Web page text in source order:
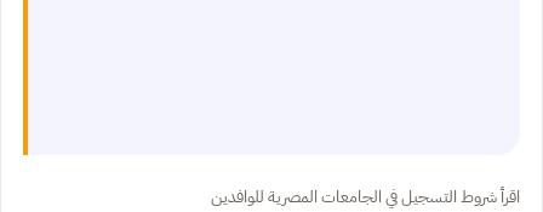
اقرأ شروط التسجيل في الجامعات المصرية للوافدين